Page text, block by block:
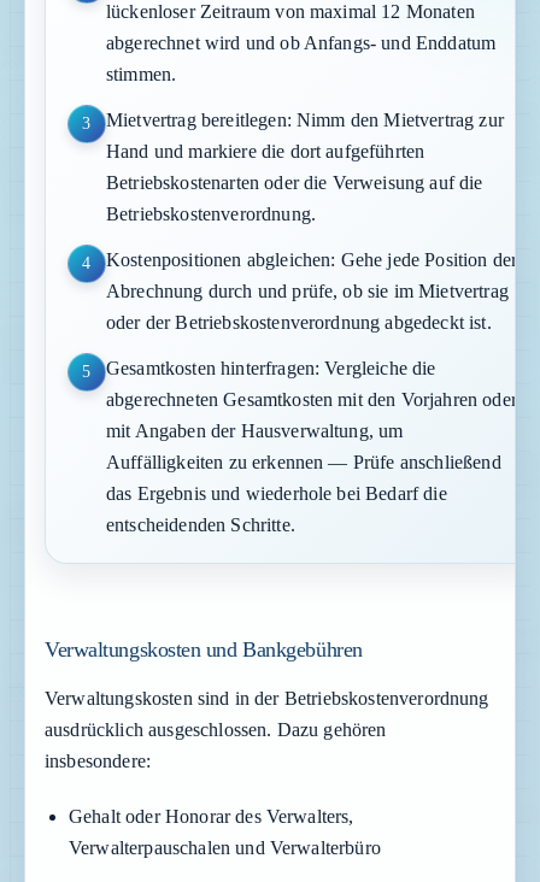
lückenloser Zeitraum von maximal 12 Monaten
abgerechnet wird und ob Anfangs- und Enddatum
stimmen.
3
Mietvertrag bereitlegen: Nimm den Mietvertrag zur
Hand und markiere die dort aufgeführten
Betriebskostenarten oder die Verweisung auf die
Betriebskostenverordnung.
4
Kostenpositionen abgleichen: Gehe jede Position der
Abrechnung durch und prüfe, ob sie im Mietvertrag
oder der Betriebskostenverordnung abgedeckt ist.
5
Gesamtkosten hinterfragen: Vergleiche die
abgerechneten Gesamtkosten mit den Vorjahren oder
mit Angaben der Hausverwaltung, um
Auffälligkeiten zu erkennen — Prüfe anschließend
das Ergebnis und wiederhole bei Bedarf die
entscheidenden Schritte.
Verwaltungskosten und Bankgebühren
Verwaltungskosten sind in der Betriebskostenverordnung
ausdrücklich ausgeschlossen. Dazu gehören
insbesondere:
Gehalt oder Honorar des Verwalters,
Verwalterpauschalen und Verwalterbüro